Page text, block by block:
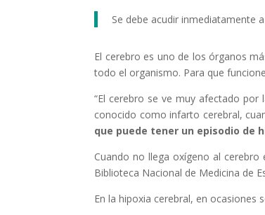
Se debe acudir inmediatamente
El cerebro es uno de los órganos
todo el organismo. Para que
“El cerebro se ve muy afectado
conocido como infarto cerebral,
que puede tener un episodio de
Cuando no llega oxígeno al
Biblioteca Nacional de Medicina de
En la hipoxia cerebral, en ocasiones